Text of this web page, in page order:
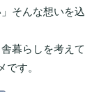
そんな想いを込
暮らしを考えて
す。